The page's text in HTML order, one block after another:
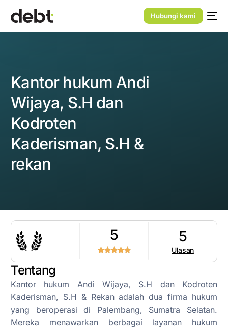
Hubungi kami
Kantor hukum Andi
Wijaya, S.H dan
Kodroten
Kaderisman, S.H &
rekan
5 5
Ulasan
Tentang
Kantor hukum Andi Wijaya, S.H dan Kodroten
Kaderisman, S.H & Rekan adalah dua firma hukum
yang beroperasi di Palembang, Sumatra Selatan.
Mereka menawarkan berbagai layanan hukum